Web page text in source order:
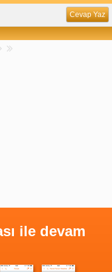
Cevap Yaz
ile devam